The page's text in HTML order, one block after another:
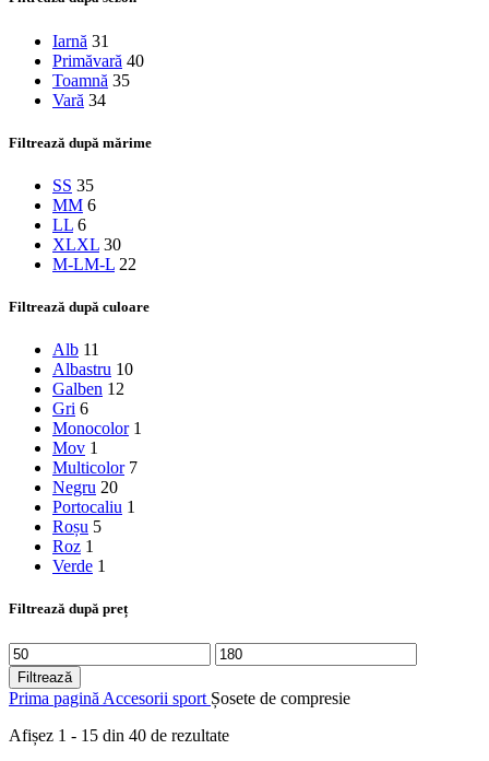
Iarnă 31
Primăvară 40
Toamnă 35
Vară 34
Filtrează după mărime
SS 35
MM 6
LL 6
XLXL 30
M-LM-L 22
Filtrează după culoare
Alb 11
Albastru 10
Galben 12
Gri 6
Monocolor 1
Mov 1
Multicolor 7
Negru 20
Portocaliu 1
Roșu 5
Roz 1
Verde 1
Filtrează după preț
Preț
minim
Preț
maxim
Filtrează
Prima pagină Accesorii sport Șosete de compresie
Afișez 1 - 15 din 40 de rezultateSortat